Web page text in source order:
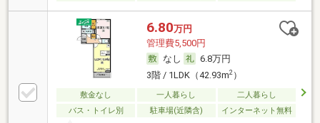
6.80万円
管理費5,500円
なし
6.8万円
3階 / 1LDK（42.93m2）
敷金なし 一人暮らし
二人暮らし
バス・トイレ別
駐車場(近隣含) インターネット無料